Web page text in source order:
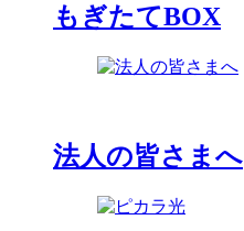
もぎたてBOX
法人の皆さまへ